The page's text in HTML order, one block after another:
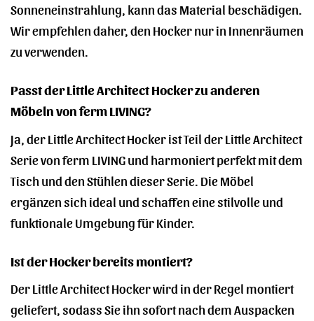
Sonneneinstrahlung, kann das Material beschädigen.
Wir empfehlen daher, den Hocker nur in Innenräumen
zu verwenden.
Passt der Little Architect Hocker zu anderen
Möbeln von ferm LIVING?
Ja, der Little Architect Hocker ist Teil der Little Architect
Serie von ferm LIVING und harmoniert perfekt mit dem
Tisch und den Stühlen dieser Serie. Die Möbel
ergänzen sich ideal und schaffen eine stilvolle und
funktionale Umgebung für Kinder.
Ist der Hocker bereits montiert?
Der Little Architect Hocker wird in der Regel montiert
geliefert, sodass Sie ihn sofort nach dem Auspacken